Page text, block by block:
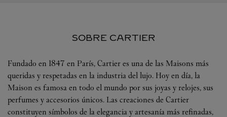
SOBRE CARTIER
Fundado en 1847 en París, Cartier es una de las Maisons más
queridas y respetadas en la industria del lujo. Hoy en día, la
Maison es famosa en todo el mundo por sus joyas y relojes, sus
perfumes y accesorios únicos. Las creaciones de Cartier
constituyen símbolos de la elegancia y artesanía más refinadas,